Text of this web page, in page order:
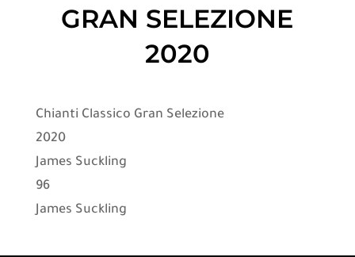
GRAN SELEZIONE
2020
Chianti Classico Gran Selezione
2020
James Suckling
96
James Suckling